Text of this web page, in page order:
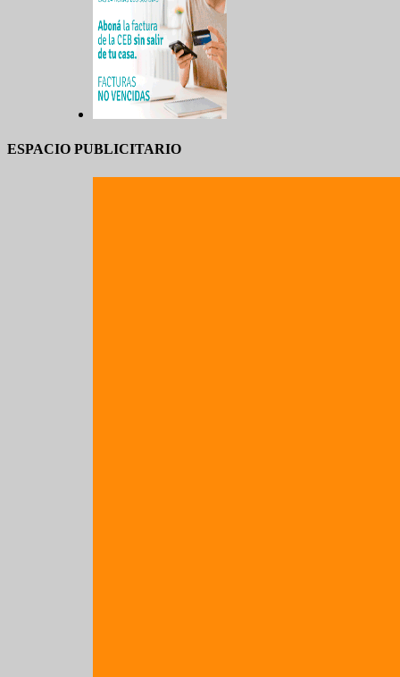
ESPACIO PUBLICITARIO